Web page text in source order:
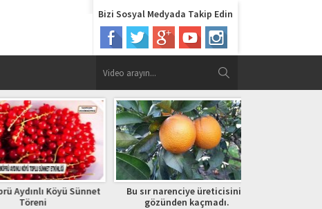
Bizi Sosyal Medyada Takip Edin
Köyü Sünnet
Töreni
Bu sır narenciye üreticisinin
gözünden kaçmadı.